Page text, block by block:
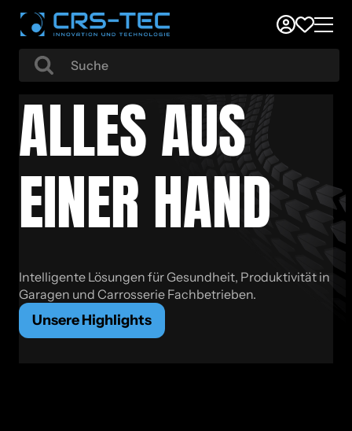
ALLES AUS
EINER HAND
Intelligente Lösungen für Gesundheit, Produktivität in
Garagen und Carrosserie Fachbetrieben.
Unsere Highlights